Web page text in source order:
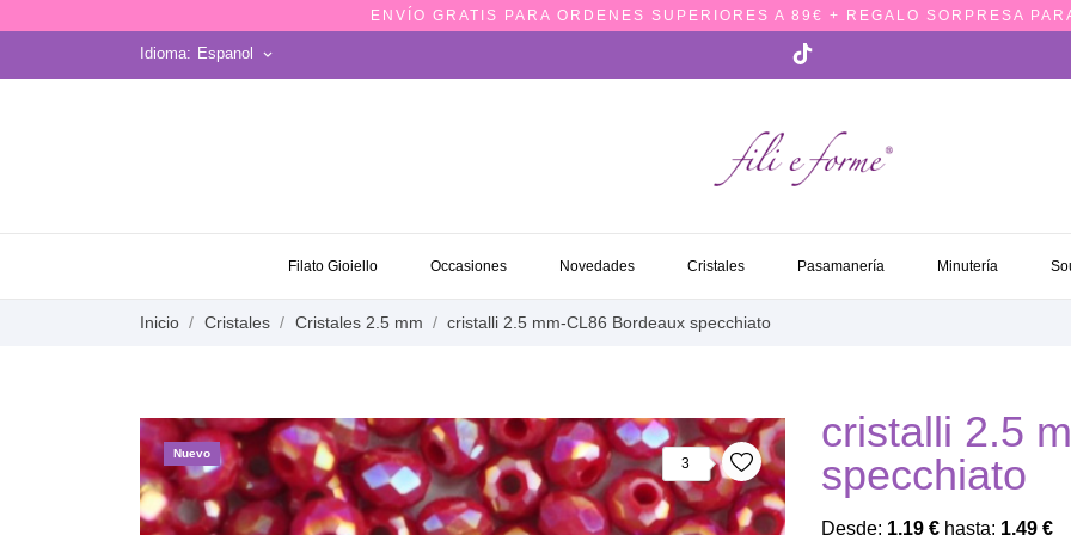
ENVÍO GRATIS PARA ORDENES SUPERIORES A 89€ + REGALO SORPRESA
Idioma: Espanol keyboard_arrow_down
Filato Gioiello Occasiones Novedades Cristales Pasamanería Minutería
Inicio Cristales Cristales 2.5 mm cristalli 2.5 mm-CL86 Bordeaux specchiato
Nuevo
3
cristalli 2.5
specchiato
Desde: 1,19 € hasta: 1,49 €